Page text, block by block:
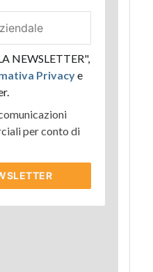
NEWSLETTER",
Privacye
per conto di